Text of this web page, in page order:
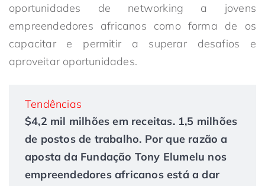
oportunidades de networking a jovens
empreendedores africanos como forma de os
capacitar e permitir a superar desafios e
aproveitar oportunidades.
Tendências
$4,2 mil milhões em receitas. 1,5 milhões
de postos de trabalho. Por que razão a
aposta da Fundação Tony Elumelu nos
empreendedores africanos está a dar